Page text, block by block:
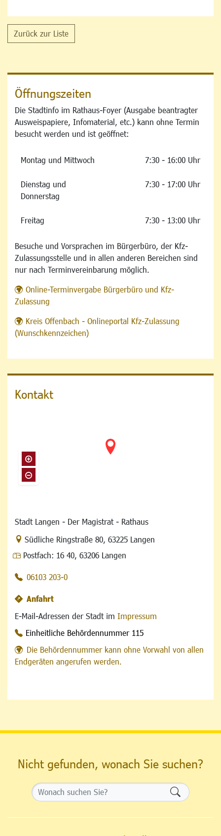
Zurück zur Liste
Öffnungszeiten
Die Stadtinfo im Rathaus-Foyer (Ausgabe beantragter
Ausweispapiere, Infomaterial, etc.) kann ohne Termin
besucht werden und ist geöffnet:
Montag und Mittwoch 7:30 - 16:00 Uhr
Dienstag und
Donnerstag
7:30 - 17:00 Uhr
Freitag 7:30 - 13:00 Uhr
Besuche und Vorsprachen im Bürgerbüro, der Kfz-
Zulassungsstelle und in allen anderen Bereichen sind
nur nach Terminvereinbarung möglich.
Online-Terminvergabe Bürgerbüro und Kfz-
Zulassung
Kreis Offenbach - Onlineportal Kfz-Zulassung
(Wunschkennzeichen)
Kontakt
Stadt Langen - Der Magistrat - Rathaus
Link zur Google-Maps Navigation
Südliche Ringstraße 80, 63225 Langen
Postfach: 16 40, 63206 Langen
06103 203-0
Anfahrt
E-Mail-Adressen der Stadt im Impressum
Einheitliche Behördennummer 115
Die Behördennummer kann ohne Vorwahl von allen
Endgeräten angerufen werden.
Nicht gefunden, wonach Sie suchen?